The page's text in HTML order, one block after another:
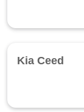
Kia Ceed